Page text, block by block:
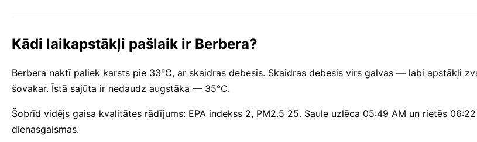
Kādi laikapstākļi pašlaik ir Berbera?
Berbera naktī paliek karsts pie 33°C, ar skaidras debesis. Skaidras debesis virs galvas — labi apstākļi
šovakar. Īstā sajūta ir nedaudz augstāka — 35°C.
Šobrīd vidējs gaisa kvalitātes rādījums: EPA indekss 2, PM2.5 25. Saule uzlēca 05:49 AM un rietēs
dienasgaismas.